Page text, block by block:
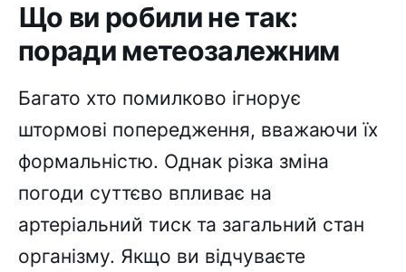
Що ви робили не так:
поради метеозалежним
Багато хто помилково ігнорує
штормові попередження, вважаючи їх
формальністю. Однак різка зміна
погоди суттєво впливає на
артеріальний тиск та загальний стан
організму. Якщо ви відчуваєте